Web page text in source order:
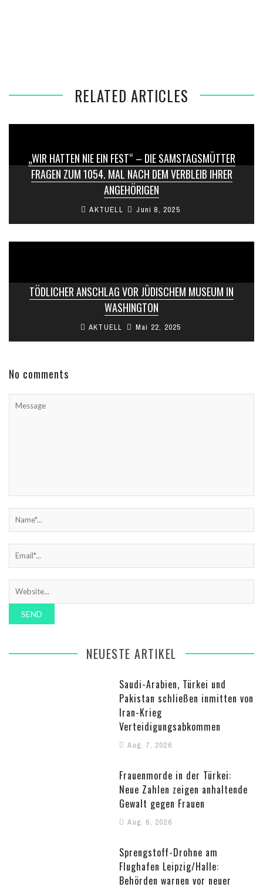
RELATED ARTICLES
„WIR HATTEN NIE EIN FEST“ – DIE SAMSTAGSMÜTTER
FRAGEN ZUM 1054. MAL NACH DEM VERBLEIB IHRER
ANGEHÖRIGEN
AKTUELL Juni 8, 2025
TÖDLICHER ANSCHLAG VOR JÜDISCHEM MUSEUM IN
WASHINGTON
AKTUELL Mai 22, 2025
No comments
NEUESTE ARTIKEL
Saudi-Arabien, Türkei und
Pakistan schließen inmitten von
Iran-Krieg
Verteidigungsabkommen
Aug. 7, 2026
Frauenmorde in der Türkei:
Neue Zahlen zeigen anhaltende
Gewalt gegen Frauen
Aug. 6, 2026
Sprengstoff-Drohne am
Flughafen Leipzig/Halle:
Behörden warnen vor neuer